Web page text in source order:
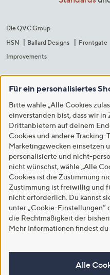
Die QVC Group
HSN
Ballard Designs Frontgate
Improvements
Für ein personalisiertes
Bitte wähle „Alle Cookies
einverstanden bist, dass wir in
Drittanbietern auf deinem
Cookies und andere Tracking-
Marketingzwecken einsetzen
personalisierte und nicht-
nicht wünschst, wähle „Alle
Cookies ist die Zustimmung
Zustimmung ist freiwillig und
nicht erforderlich. Du kannst
unter „Cookie-Einstellungen“
die Rechtmäßigkeit der
Mehr Informationen findest du
Alle